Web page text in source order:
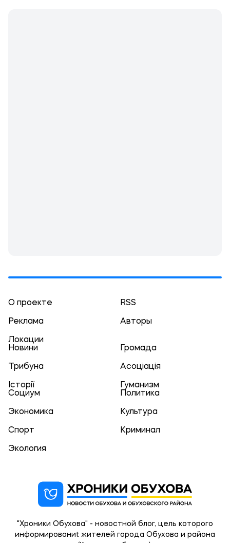
О проекте RSS
Реклама Авторы
Локации
Новини
Громада
Трибуна Асоціація
Історії
Гуманизм
Социум
Политика
Экономика Культура
Спорт Криминал
Экология
"Хроники Обухова" - новостной блог, цель которого
информированиt жителей города Обухова и района